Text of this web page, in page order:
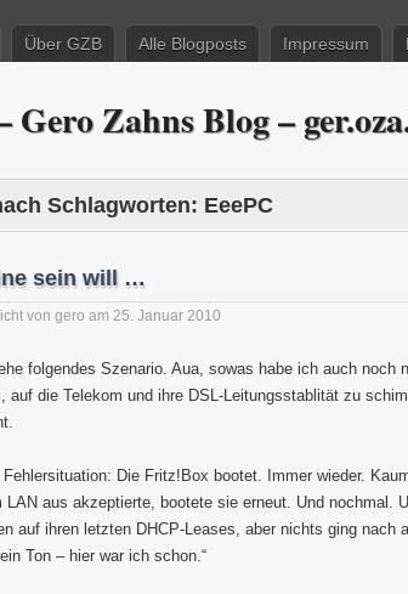
Über GZB Alle Blogposts Impressum
Gero Zahns Blog –
Schlagworten: EeePC
sein will …
von gero am 25. Januar 2010
folgendes Szenario. Aua, sowas habe ich auch noch
auf die Telekom und ihre DSL-Leitungsstablität zu
Die Fritz!Box bootet. Immer wieder.
LAN aus akzeptierte, bootete sie erneut. Und nochmal.
auf ihren letzten DHCP-Leases, aber nichts ging
Ton – hier war ich schon.“